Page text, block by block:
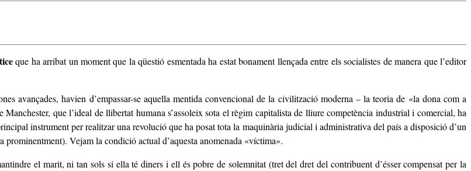
que ha arribat un moment que la qüestió esmentada ha estat bonament llençada entre els socialistes de manera que l’editor
avançades, havien d’empassar-se aquella mentida convencional de la civilització moderna – la teoria de «la dona com a
que l’ideal de llibertat humana s’assoleix sota el règim capitalista de lliure competència industrial i comercial, ha
instrument per realitzar una revolució que ha posat tota la maquinària judicial i administrativa del país a disposició d’un
prominentment). Vejam la condició actual d’aquesta anomenada «víctima».
el marit, ni tan sols si ella té diners i ell és pobre de solemnitat (tret del dret del contribuent d’ésser compensat per la